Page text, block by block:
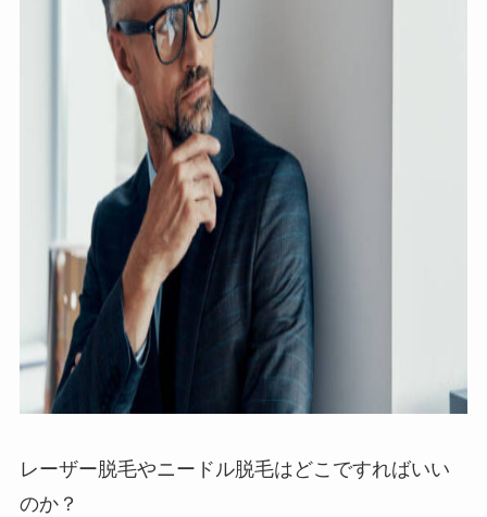
レーザー脱毛やニードル脱毛はどこですればいい
のか？